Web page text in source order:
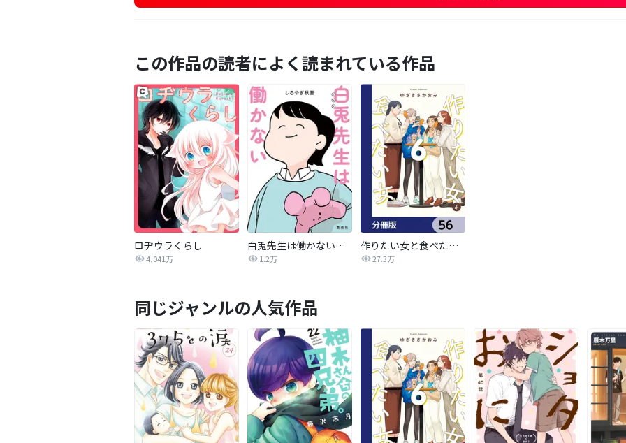
この作品の読者によく読まれている作品
ロヂウラくらし
4,041万
白兎先生は働かない【タテヨミ】
1.2万
作りたい女と食べたい女【分冊版】
27.3万
同じジャンルの人気作品